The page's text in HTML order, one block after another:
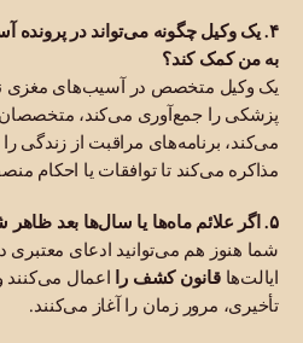
به من کمک کند؟
پزشکی را جمع‌آوری می‌کند،
می‌کند، برنامه‌های مراقبت از زندگی
مذاکره می‌کند تا توافقات یا احکام
۵. اگر علائم ماه‌ها یا سال‌ها بعد ظاهر شوند، چه می‌شود؟
شما هنوز هم می‌توانید ادعای معتبری
ایالت‌هاقانون کشف را
اعمال می‌کنند
تأخیری، مرور زمان را آغاز می‌کنند.